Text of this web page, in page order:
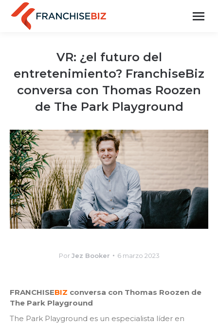
VR: ¿el futuro del
entretenimiento? FranchiseBiz
conversa con Thomas Roozen
de The Park Playground
PorJez Booker 6 marzo 2023
FRANCHISEBIZ conversa con Thomas Roozen de
The Park Playground
The Park Playground es un especialista líder en